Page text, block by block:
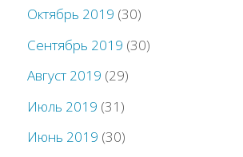
Октябрь 2019 (30)
Сентябрь 2019 (30)
Август 2019 (29)
Июль 2019 (31)
Июнь 2019 (30)